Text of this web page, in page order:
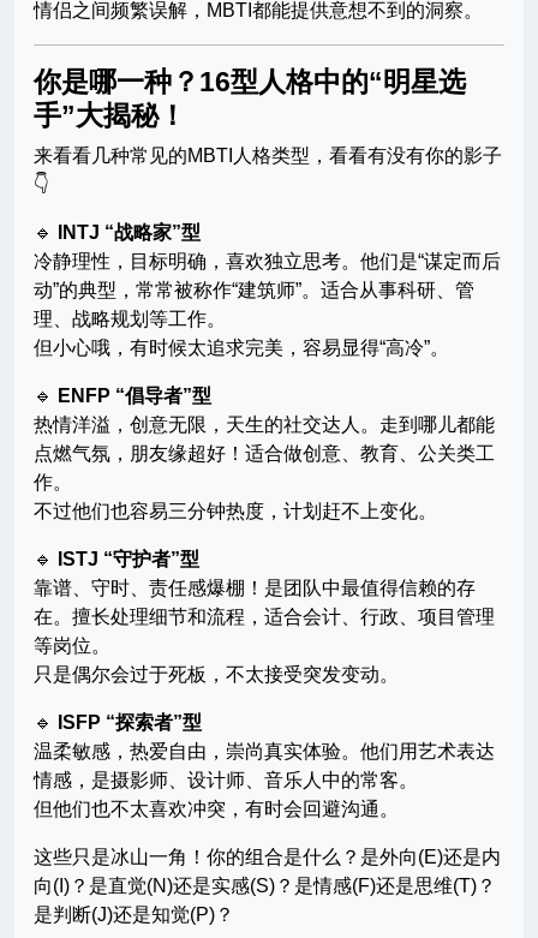
情侣之间频繁误解，MBTI都能提供意想不到的洞察。
你是哪一种？16型人格中的“明星选
手”大揭秘！
来看看几种常见的MBTI人格类型，看看有没有你的影子
👇
🔹
INTJ “战略家”型
冷静理性，目标明确，喜欢独立思考。他们是“谋定而后
动”的典型，常常被称作“建筑师”。适合从事科研、管
理、战略规划等工作。
但小心哦，有时候太追求完美，容易显得“高冷”。
🔹
ENFP “倡导者”型
热情洋溢，创意无限，天生的社交达人。走到哪儿都能
点燃气氛，朋友缘超好！适合做创意、教育、公关类工
作。
不过他们也容易三分钟热度，计划赶不上变化。
🔹
ISTJ “守护者”型
靠谱、守时、责任感爆棚！是团队中最值得信赖的存
在。擅长处理细节和流程，适合会计、行政、项目管理
等岗位。
只是偶尔会过于死板，不太接受突发变动。
🔹
ISFP “探索者”型
温柔敏感，热爱自由，崇尚真实体验。他们用艺术表达
情感，是摄影师、设计师、音乐人中的常客。
但他们也不太喜欢冲突，有时会回避沟通。
这些只是冰山一角！你的组合是什么？是外向(E)还是内
向(I)？是直觉(N)还是实感(S)？是情感(F)还是思维(T)？
是判断(J)还是知觉(P)？